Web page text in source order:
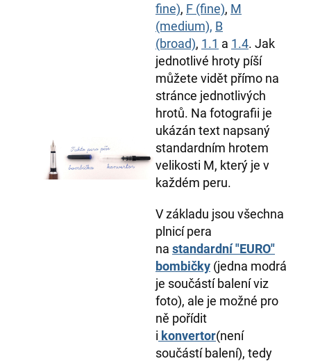
fine), F (fine), M
(medium), B
(broad), 1.1 a 1.4. Jak
jednotlivé hroty píší
můžete vidět přímo na
stránce jednotlivých
hrotů. Na fotografii je
ukázán text napsaný
standardním hrotem
velikosti M, který je v
každém peru.
V základu jsou všechna
plnicí pera
na standardní "EURO"
bombičky (jedna modrá
je součástí balení viz
foto), ale je možné pro
ně pořídit
i konvertor(není
součástí balení), tedy